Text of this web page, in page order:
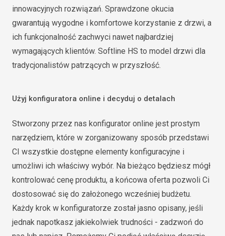
innowacyjnych rozwiązań. Sprawdzone okucia
gwarantują wygodne i komfortowe korzystanie z drzwi, a
ich funkcjonalność zachwyci nawet najbardziej
wymagających klientów. Softline HS to model drzwi dla
tradycjonalistów patrzących w przyszłość.
Użyj konfiguratora online i decyduj o detalach
Stworzony przez nas konfigurator online jest prostym
narzędziem, które w zorganizowany sposób przedstawi
CI wszystkie dostępne elementy konfiguracyjne i
umożliwi ich właściwy wybór. Na bieżąco będziesz mógł
kontrolować cenę produktu, a końcowa oferta pozwoli Ci
dostosować się do założonego wcześniej budżetu.
Każdy krok w konfiguratorze został jasno opisany, jeśli
jednak napotkasz jakiekolwiek trudności - zadzwoń do